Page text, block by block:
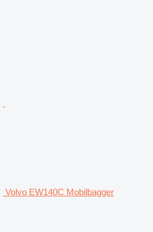
Volvo EW140C Mobilbagger